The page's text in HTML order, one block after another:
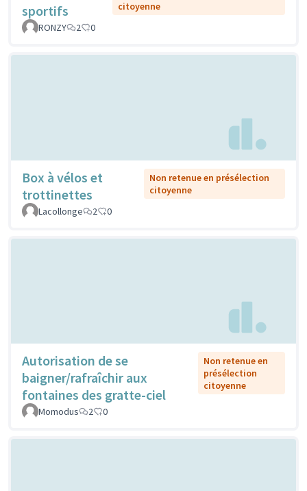
sportifs
citoyenne
RONZY
2 0
Box à vélos et
trottinettes
Non retenue en présélection
citoyenne
Lacollonge
2 0
Autorisation de se
baigner/rafraîchir aux
fontaines des gratte-ciel
Non retenue en
présélection
citoyenne
Momodus 2 0